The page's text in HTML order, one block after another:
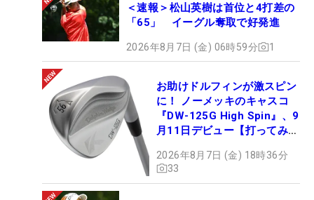
＜速報＞松山英樹は首位と4打差の
「65」 イーグル奪取で好発進
2026年8月7日 (金) 06時59分 1
お助けドルフィンが激スピン
に！ ノーメッキのキャスコ
『DW-125G High Spin』、9
月11日デビュー【打ってみ
2026年8月7日 (金) 18時36分
33